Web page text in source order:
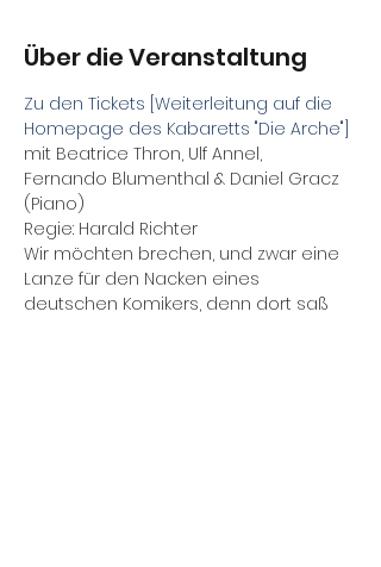
Über die Veranstaltung
Zu den Tickets [Weiterleitung auf die
Homepage des Kabaretts "Die Arche"]
mit Beatrice Thron, Ulf Annel,
Fernando Blumenthal & Daniel Gracz
(Piano)
Regie: Harald Richter
Wir möchten brechen, und zwar eine
Lanze für den Nacken eines
deutschen Komikers, denn dort saß